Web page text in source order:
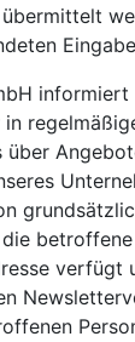
informiert
verfügt